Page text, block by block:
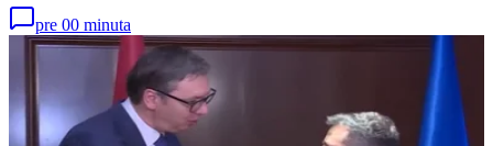
pre 00 minuta